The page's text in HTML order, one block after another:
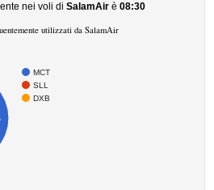
nei voli diSalamAir è08:30
utilizzati da SalamAir
MCT
SLL
DXB